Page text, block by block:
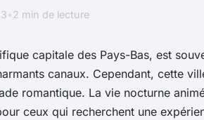
•2 min de lecture
capitale des Pays-Bas, est
canaux. Cependant, cette
romantique. La vie nocturne
ceux qui recherchent une